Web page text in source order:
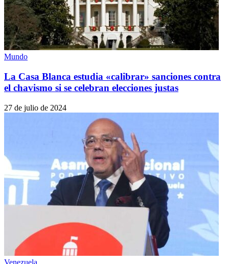
Mundo
La Casa Blanca estudia «calibrar» sanciones contra
el chavismo si se celebran elecciones justas
27 de julio de 2024
Venezuela